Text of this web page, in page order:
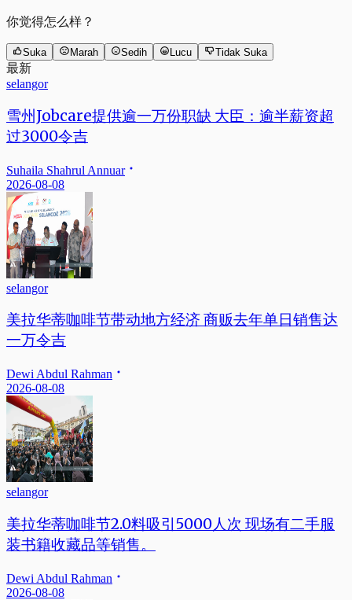
你觉得怎么样？
Suka Marah Sedih Lucu Tidak Suka
最新
selangor
雪州Jobcare提供逾一万份职缺 大臣：逾半薪资超
过3000令吉
Suhaila Shahrul Annuar
2026-08-08
selangor
美拉华蒂咖啡节带动地方经济 商贩去年单日销售达
一万令吉
Dewi Abdul Rahman
2026-08-08
selangor
美拉华蒂咖啡节2.0料吸引5000人次 现场有二手服
装书籍收藏品等销售。
Dewi Abdul Rahman
2026-08-08